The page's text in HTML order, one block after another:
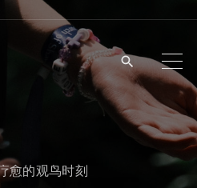
愈的观鸟时刻